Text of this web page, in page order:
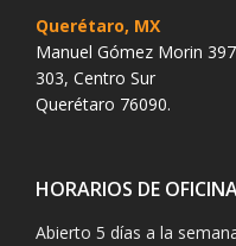
Querétaro, MX
Manuel Gómez Morin
303, Centro Sur
Querétaro 76090.
HORARIOS DE
Abierto 5 días a la